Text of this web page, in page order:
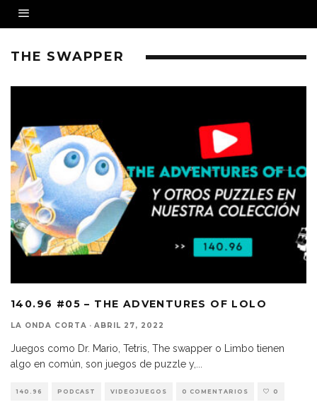
THE SWAPPER
140.96 #05 – THE ADVENTURES OF LOLO
LA ONDA CORTA · ABRIL 27, 2022
Juegos como Dr. Mario, Tetris, The swapper o Limbo tienen
algo en común, son juegos de puzzle y,
140.96 PODCAST VIDEOJUEGOS 0 COMENTARIOS 0